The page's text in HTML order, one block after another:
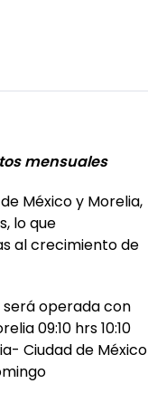
mensuales
México y Morelia,
lo que
al crecimiento de
será operada con
09:10 hrs 10:10
Ciudad de México